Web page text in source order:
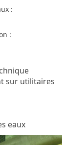
:
:
sur utilitaires
eaux